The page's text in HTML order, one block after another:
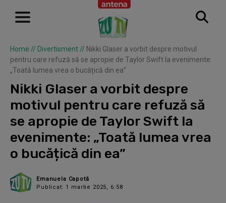
Home // Divertisment // Nikki Glaser a vorbit despre motivul
pentru care refuză să se apropie de Taylor Swift la evenimente:
„Toată lumea vrea o bucățică din ea”
Nikki Glaser a vorbit despre
motivul pentru care refuză să
se apropie de Taylor Swift la
evenimente: „Toată lumea vrea
o bucățică din ea”
Emanuela Capotă
Publicat: 1 martie 2025, 6:58